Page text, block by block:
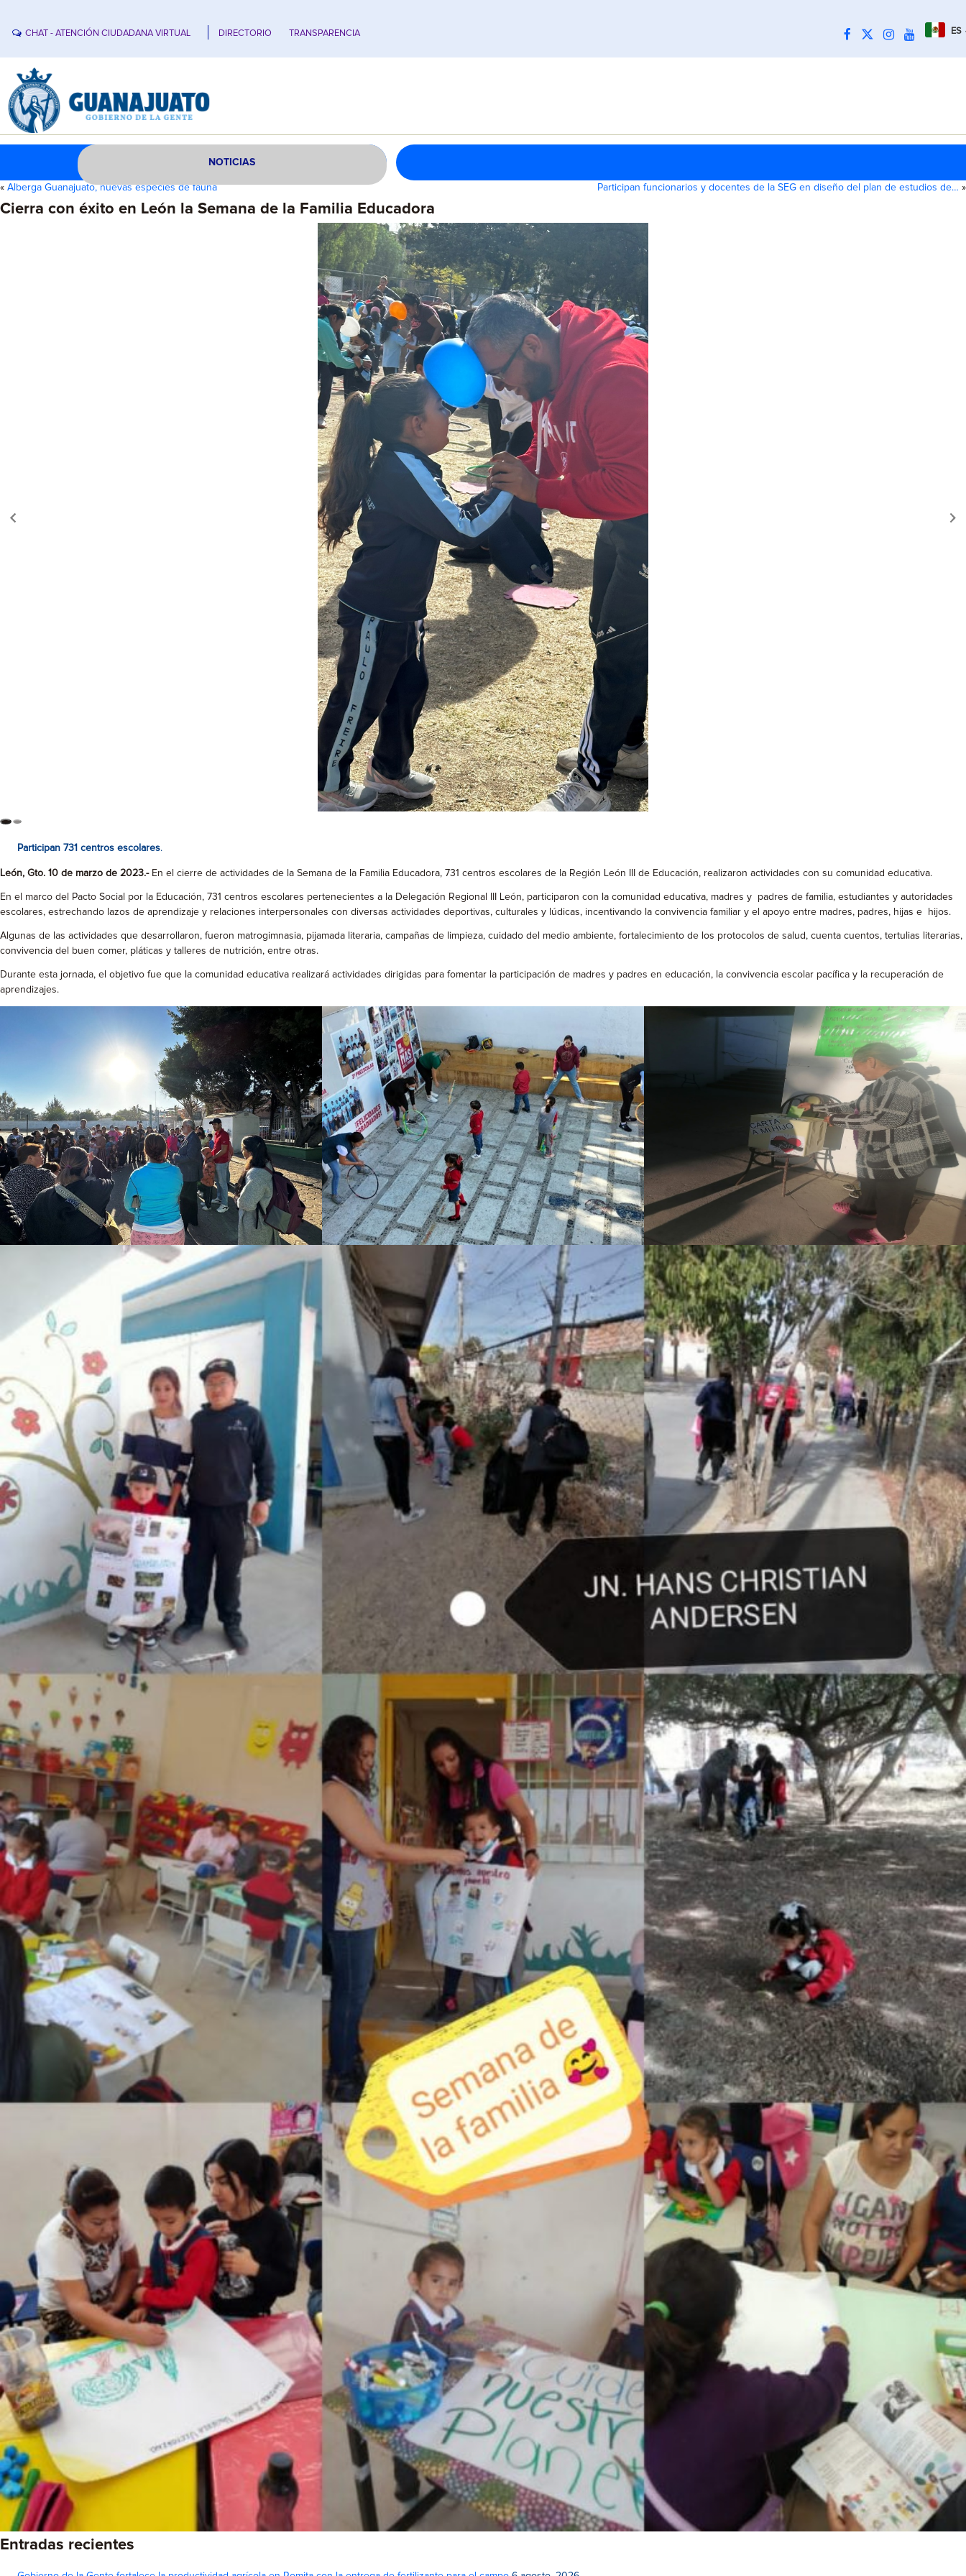
CHAT - ATENCIÓN CIUDADANA VIRTUAL DIRECTORIO TRANSPARENCIA ES
NOTICIAS
« Alberga Guanajuato, nuevas especies de fauna Participan funcionarios y docentes de la SEG en diseño del plan de estudios de… »
Cierra con éxito en León la Semana de la Familia Educadora
Participan 731 centros escolares.
León, Gto. 10 de marzo de 2023.- En el cierre de actividades de la Semana de la Familia Educadora, 731 centros escolares de la Región León III de Educación, realizaron actividades con su comunidad educativa.
En el marco del Pacto Social por la Educación, 731 centros escolares pertenecientes a la Delegación Regional III León, participaron con la comunidad educativa, madres y padres de familia, estudiantes y autoridades
escolares, estrechando lazos de aprendizaje y relaciones interpersonales con diversas actividades deportivas, culturales y lúdicas, incentivando la convivencia familiar y el apoyo entre madres, padres, hijas e hijos.
Algunas de las actividades que desarrollaron, fueron matrogimnasia, pijamada literaria, campañas de limpieza, cuidado del medio ambiente, fortalecimiento de los protocolos de salud, cuenta cuentos, tertulias literarias,
convivencia del buen comer, pláticas y talleres de nutrición, entre otras.
Durante esta jornada, el objetivo fue que la comunidad educativa realizará actividades dirigidas para fomentar la participación de madres y padres en educación, la convivencia escolar pacífica y la recuperación de
aprendizajes.
Entradas recientes